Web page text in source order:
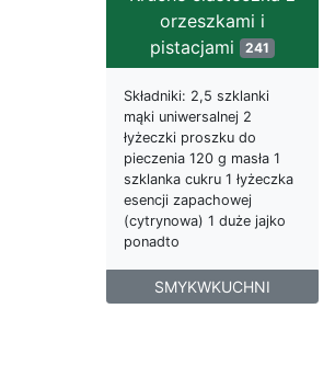
orzeszkami i
pistacjami 241
Składniki: 2,5 szklanki
mąki uniwersalnej 2
łyżeczki proszku do
pieczenia 120 g masła 1
szklanka cukru 1 łyżeczka
esencji zapachowej
(cytrynowa) 1 duże jajko
ponadto
SMYKWKUCHNI